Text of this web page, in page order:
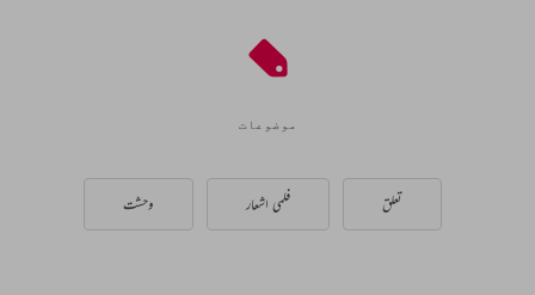
موضوعات
تعلق فلمی اشعار وحشت